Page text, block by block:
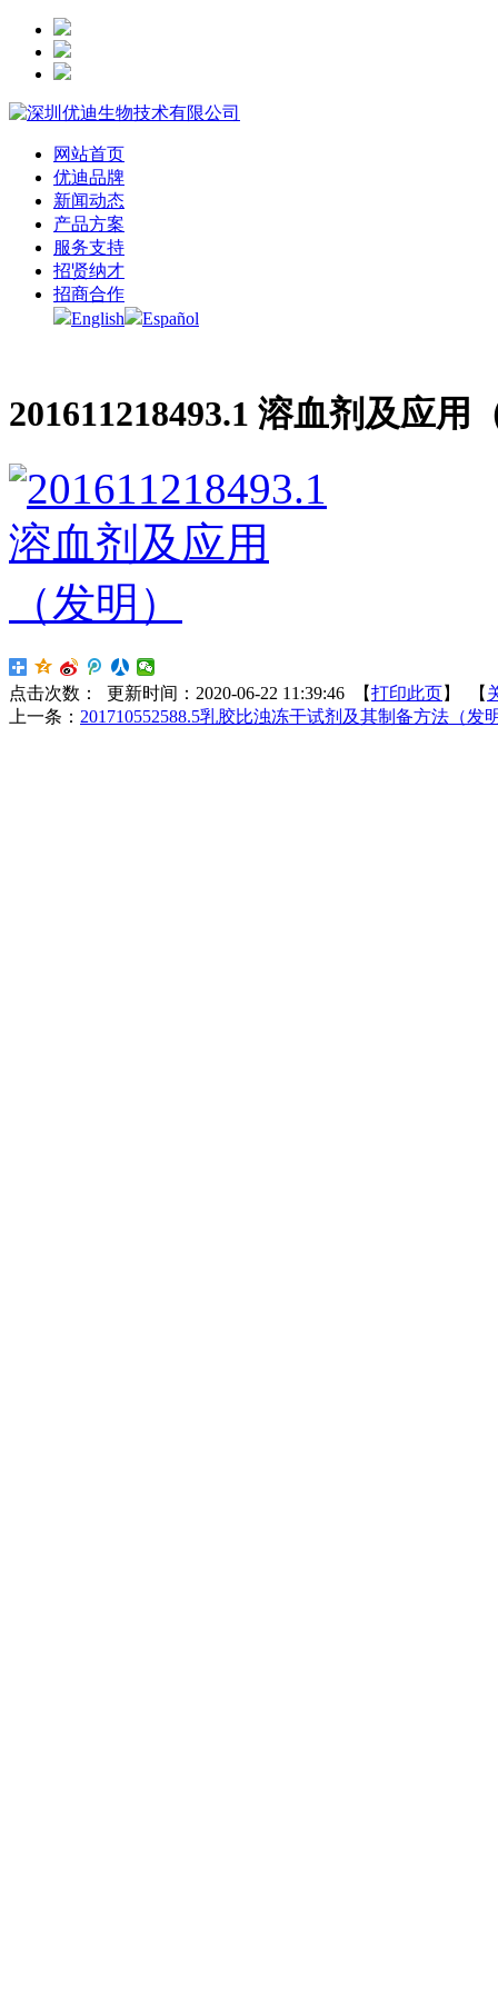
网站首页
优迪品牌
新闻动态
产品方案
服务支持
招贤纳才
招商合作
English
Español
201611218493.1 溶血剂及应用
点击次数： 更新时间：2020-06-22 11:39:46 【打印此页】 【
上一条： 201710552588.5乳胶比浊冻干试剂及其制备方法（发